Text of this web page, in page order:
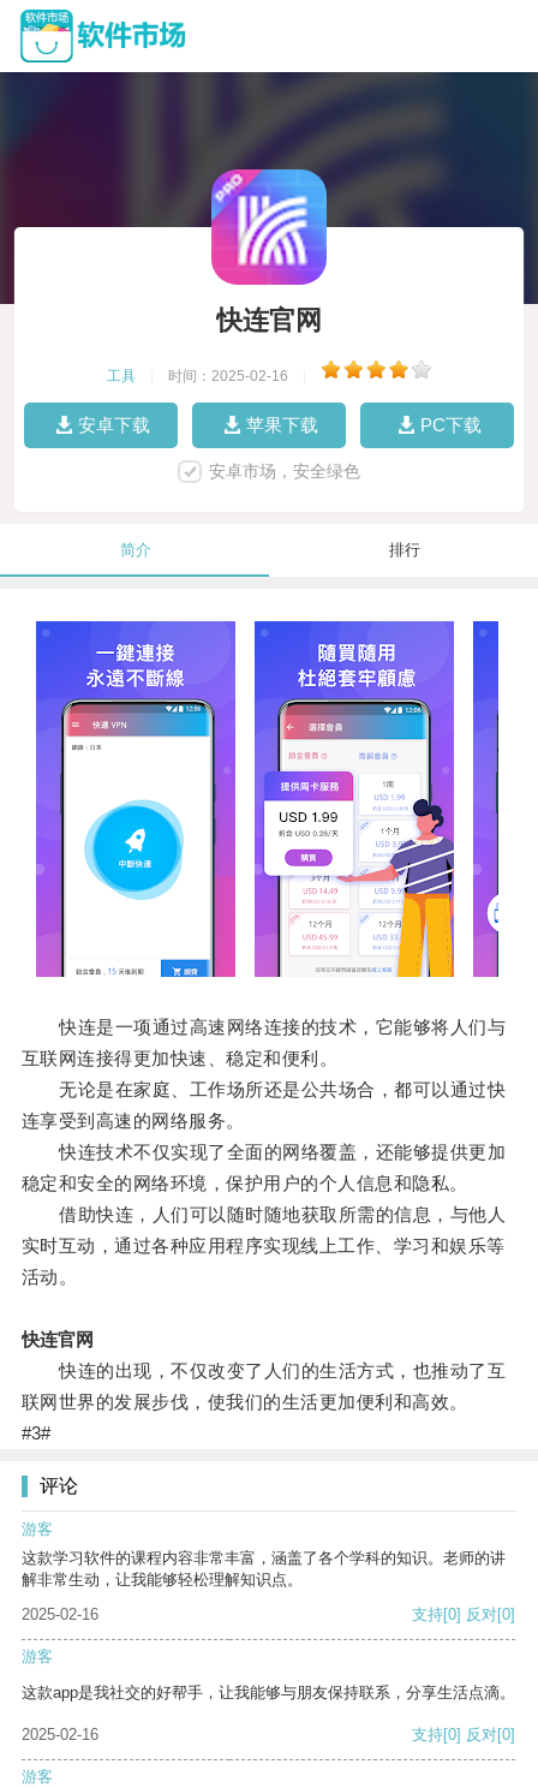
快连官网
工具 时间：2025-02-16
安卓下载 苹果下载 PC下载
安卓市场，安全绿色
简介 排行
快连是一项通过高速网络连接的技术，它能够将人们与
互联网连接得更加快速、稳定和便利。
无论是在家庭、工作场所还是公共场合，都可以通过快
连享受到高速的网络服务。
快连技术不仅实现了全面的网络覆盖，还能够提供更加
稳定和安全的网络环境，保护用户的个人信息和隐私。
借助快连，人们可以随时随地获取所需的信息，与他人
实时互动，通过各种应用程序实现线上工作、学习和娱乐等
活动。
快连官网
快连的出现，不仅改变了人们的生活方式，也推动了互
联网世界的发展步伐，使我们的生活更加便利和高效。
#3#
评论
游客
这款学习软件的课程内容非常丰富，涵盖了各个学科的知识。老师的讲
解非常生动，让我能够轻松理解知识点。
2025-02-16
支持[0] 反对[0]
游客
这款app是我社交的好帮手，让我能够与朋友保持联系，分享生活点滴。
2025-02-16 支持[0] 反对[0]
游客